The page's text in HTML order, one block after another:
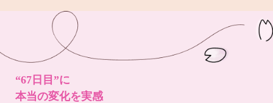
“67日目”に
本当の変化を実感